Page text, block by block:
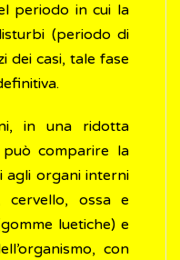
periodo in cui la
(periodo di
dei casi, tale fase
in una ridotta
comparire la
organi interni
cervello, ossa e
luetiche) e
con